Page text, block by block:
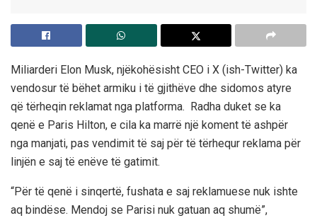
Miliarderi Elon Musk, njëkohësisht CEO i X (ish-Twitter) ka
vendosur të bëhet armiku i të gjithëve dhe sidomos atyre
që tërheqin reklamat nga platforma. Radha duket se ka
qenë e Paris Hilton, e cila ka marrë një koment të ashpër
nga manjati, pas vendimit të saj për të tërhequr reklama për
linjën e saj të enëve të gatimit.
“Për të qenë i sinqertë, fushata e saj reklamuese nuk ishte
aq bindëse. Mendoj se Parisi nuk gatuan aq shumë”,